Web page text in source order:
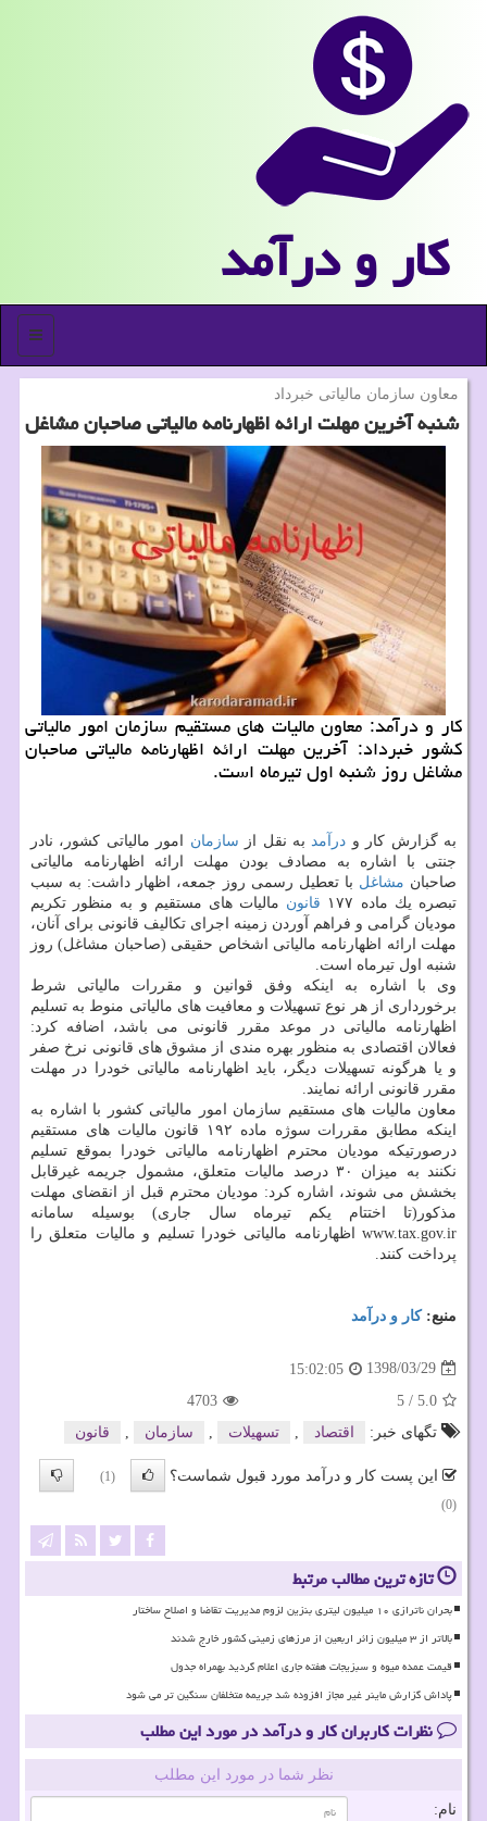
كار و درآمد
منو
معاون سازمان مالیاتی خبرداد
شنبه آخرین مهلت ارائه اظهارنامه مالیاتی صاحبان مشاغل
كار و درآمد: معاون مالیات های مستقیم سازمان امور مالیاتی
كشور خبرداد: آخرین مهلت ارائه اظهارنامه مالیاتی صاحبان
مشاغل روز شنبه اول تیرماه است.
به گزارش كار و درآمدبه نقل از سازمان امور مالیاتی كشور، نادر
جنتی با اشاره به مصادف بودن مهلت ارائه اظهارنامه مالیاتی
صاحبان مشاغل با تعطیل رسمی روز جمعه، اظهار داشت: به سبب
تبصره یك ماده ۱۷۷
قانون مالیات های مستقیم و به منظور تكریم
مودیان گرامی و فراهم آوردن زمینه اجرای تكالیف قانونی برای آنان،
مهلت ارائه اظهارنامه مالیاتی اشخاص حقیقی (صاحبان مشاغل) روز
شنبه اول تیرماه است.
وی با اشاره به اینكه وفق قوانین و مقررات مالیاتی شرط
برخورداری از هر نوع تسهیلات و معافیت های مالیاتی منوط به تسلیم
اظهارنامه مالیاتی در موعد مقرر قانونی می باشد، اضافه كرد:
فعالان اقتصادی به منظور بهره مندی از مشوق های قانونی نرخ صفر
و یا هرگونه تسهیلات دیگر، باید اظهارنامه مالیاتی خودرا در مهلت
مقرر قانونی ارائه نمایند.
معاون مالیات های مستقیم سازمان امور مالیاتی كشور با اشاره به
اینكه مطابق مقررات سوژه ماده ۱۹۲ قانون مالیات های مستقیم
درصورتیكه مودیان محترم اظهارنامه مالیاتی خودرا بموقع تسلیم
نكنند به میزان ۳۰ درصد مالیات متعلق، مشمول جریمه غیرقابل
بخشش می شوند، اشاره كرد: مودیان محترم قبل از انقضای مهلت
مذكور(تا اختتام یكم تیرماه سال جاری) بوسیله سامانه
www.tax.gov.ir اظهارنامه مالیاتی خودرا تسلیم و مالیات متعلق را
پرداخت كنند.
منبع:كار و درآمد
1398/03/29
15:02:05
5.0
/
5
4703
تگهای خبر:
اقتصاد , تسهیلات , سازمان , قانون
این پست کار و درآمد مورد قبول شماست؟
(1)
(0)
تازه ترین مطالب مرتبط
بحران ناترازی ۱۰ میلیون لیتری بنزین لزوم مدیریت تقاضا و اصلاح ساختار
بالاتر از ۳ میلیون زائر اربعین از مرزهای زمینی کشور خارج شدند
قیمت عمده میوه و سبزیجات هفته جاری اعلام گردید بهمراه جدول
پاداش گزارش ماینر غیر مجاز افزوده شد جریمه متخلفان سنگین تر می شود
نظرات کاربران کار و درآمد در مورد این مطلب
نظر شما در مورد این مطلب
نام: